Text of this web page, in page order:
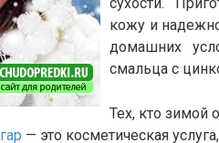
кожу и
домашних
смальца с
Тех, кто зимой
— это косметическая